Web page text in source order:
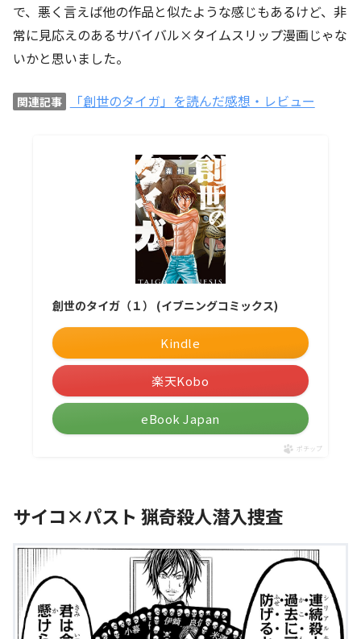
で、悪く言えば他の作品と似たような感じもあるけど、非
常に見応えのあるサバイバル×タイムスリップ漫画じゃな
いかと思いました。
関連記事 「創世のタイガ」を読んだ感想・レビュー
創世のタイガ（１） (イブニングコミックス)
Kindle
楽天Kobo
eBook Japan
ポチップ
サイコ×パスト 猟奇殺人潜入捜査